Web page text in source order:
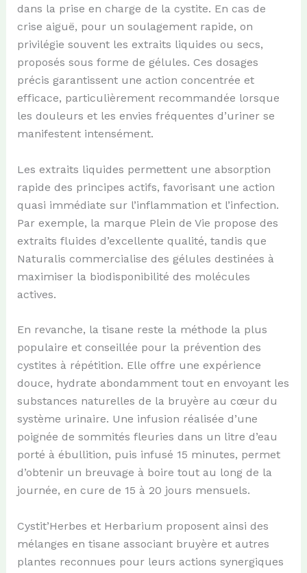
dans la prise en charge de la cystite. En cas de
crise aiguë, pour un soulagement rapide, on
privilégie souvent les extraits liquides ou secs,
proposés sous forme de gélules. Ces dosages
précis garantissent une action concentrée et
efficace, particulièrement recommandée lorsque
les douleurs et les envies fréquentes d’uriner se
manifestent intensément.
Les extraits liquides permettent une absorption
rapide des principes actifs, favorisant une action
quasi immédiate sur l’inflammation et l’infection.
Par exemple, la marque Plein de Vie propose des
extraits fluides d’excellente qualité, tandis que
Naturalis commercialise des gélules destinées à
maximiser la biodisponibilité des molécules
actives.
En revanche, la tisane reste la méthode la plus
populaire et conseillée pour la prévention des
cystites à répétition. Elle offre une expérience
douce, hydrate abondamment tout en envoyant les
substances naturelles de la bruyère au cœur du
système urinaire. Une infusion réalisée d’une
poignée de sommités fleuries dans un litre d’eau
porté à ébullition, puis infusé 15 minutes, permet
d’obtenir un breuvage à boire tout au long de la
journée, en cure de 15 à 20 jours mensuels.
Cystit’Herbes et Herbarium proposent ainsi des
mélanges en tisane associant bruyère et autres
plantes reconnues pour leurs actions synergiques